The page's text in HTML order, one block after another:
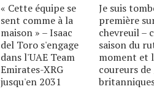
« Cette équipe se
sent comme à la
maison » – Isaac
del Toro s'engage
dans l'UAE Team
Emirates-XRG
jusqu'en 2031
Je suis
première
chevreuil –
saison du
moment et
coureurs